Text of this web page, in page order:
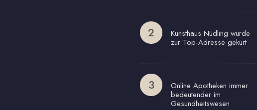
Kunsthaus Nüdling wurde
zur Top-Adresse gekürt
Online Apotheken immer
bedeutender im
Gesundheitswesen